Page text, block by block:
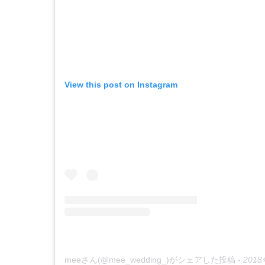
View this post on Instagram
meeさん(@mee_wedding_)がシェアした投稿 - 2018